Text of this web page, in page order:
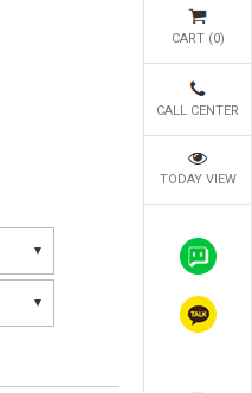
CART (0)
CALL CENTER
TODAY VIEW